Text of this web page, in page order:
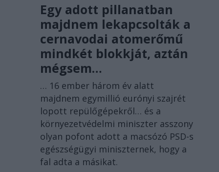
Egy adott pillanatban
majdnem lekapcsolták a
cernavodai atomerőmű
mindkét blokkját, aztán
mégsem…
… 16 ember három év alatt
majdnem egymillió eurónyi szajrét
lopott repülőgépekről… és a
környezetvédelmi miniszter asszony
olyan pofont adott a macsózó PSD-s
egészségügyi miniszternek, hogy a
fal adta a másikat.